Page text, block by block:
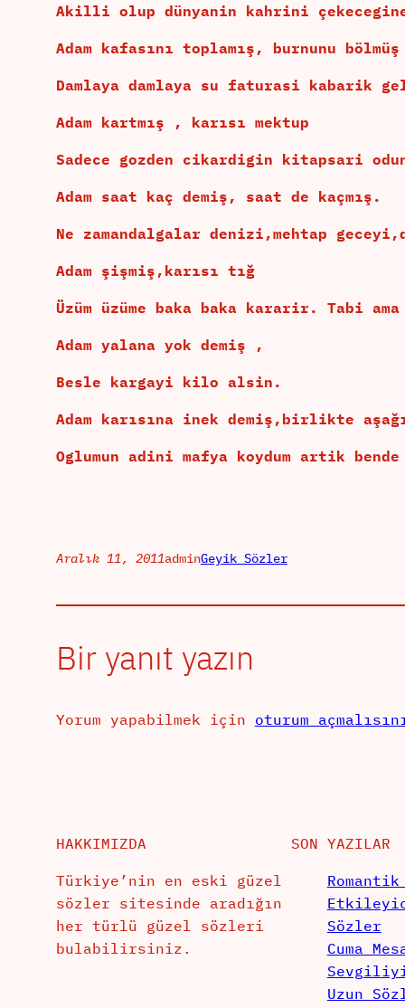
Akilli olup dünyanin kahrini
Adam kafasını toplamış, burnunu bölmüş
Damlaya damlaya su faturasi kabarik
Adam kartmış , karısı mektup
Sadece gozden cikardigin kitapsari
Adam saat kaç demiş, saat de kaçmış.
Ne zamandalgalar denizi,mehtap
Adam şişmiş,karısı tığ
Üzüm üzüme baka baka kararir. Tabi
Adam yalana yok demiş ,
Besle kargayi kilo alsin.
Adam karısına inek demiş,birlikte
Oglumun adini mafya koydum artik
Aralık 11, 2011adminGeyik Sözler
Bir yanıt yazın
Yorum yapabilmek için oturum
HAKKIMIZDA
Türkiye’nin en eski güzel
sözler sitesinde aradığın
her türlü güzel sözleri
bulabilirsiniz.
SON YAZILAR
Sözler
Cuma
Sevgiliyi
Uzun